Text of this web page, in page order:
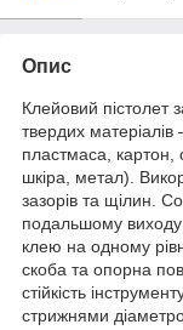
Опис
Клейовий пістолет
твердих
пластмаса, картон,
шкіра, метал).
зазорів та щілин.
подальшому
клею на одному
скоба та опорна
стійкість
стрижнями